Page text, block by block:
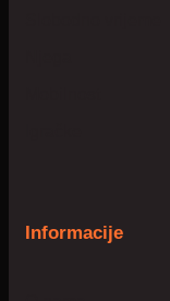
Informacije